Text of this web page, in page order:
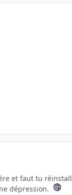
et faut tu
dépression.